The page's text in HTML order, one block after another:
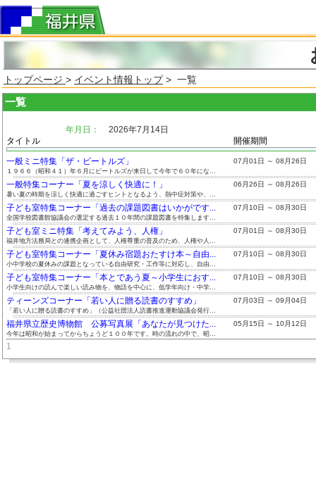
トップページ > イベント情報トップ> 一覧
一覧
年月日：
2026年7月14日
タイトル
開催期間
一般ミニ特集「ザ・ビートルズ」 07月01日 ～ 08月26日
１９６６（昭和４１）年６月にビートルズが来日して今年で６０年にな...
一般特集コーナー「夏を涼しく快適に！」 06月26日 ～ 08月26日
暑い夏の時期を涼しく快適に過ごすヒントとなるよう、熱中症対策や、...
子ども室特集コーナー「過去の課題図書はいかがです... 07月10日 ～ 08月30日
全国学校図書館協議会の選定する過去１０年間の課題図書を特集します...
子ども室ミニ特集「考えてみよう、人権」 07月01日 ～ 08月30日
福井地方法務局との連携企画として、人権尊重の普及のため、人権や人...
子ども室特集コーナー「夏休み宿題おたすけ本～自由... 07月10日 ～ 08月30日
小中学校の夏休みの課題となっている自由研究・工作等に対応し、自由...
子ども室特集コーナー「本とであう夏～小学生におす... 07月10日 ～ 08月30日
小学生向けの読んで楽しい読み物を、物語を中心に、低学年向け・中学...
ティーンズコーナー「若い人に贈る読書のすすめ」 07月03日 ～ 09月04日
「若い人に贈る読書のすすめ」（公益社団法人読書推進運動協議会発行...
福井県立歴史博物館 公募写真展「あなたが見つけた... 05月15日 ～ 10月12日
今年は昭和が始まってからちょうど１００年です。時の流れの中で、昭...
1